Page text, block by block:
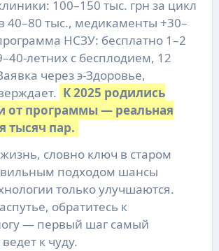
100–150 тыс. грн за цикл
40–80 тыс., медикаменты +30–
НСЗУ: бесплатно 1–2
летних с бесплодием, 12
через э-Здоровье,
К 2025 родились
от программы — реальная
тысяч пар.
словно ключ в старом
подходом шансы
только улучшаются.
обратитесь к
— первый шаг самый
к чуду.